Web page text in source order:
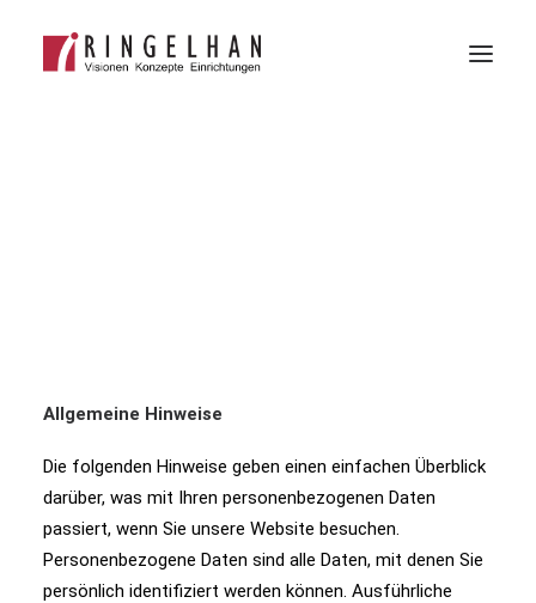
Allgemeine Hinweise
Die folgenden Hinweise geben einen einfachen Überblick
darüber, was mit Ihren personenbezogenen Daten
passiert, wenn Sie unsere Website besuchen.
Personenbezogene Daten sind alle Daten, mit denen Sie
persönlich identifiziert werden können. Ausführliche